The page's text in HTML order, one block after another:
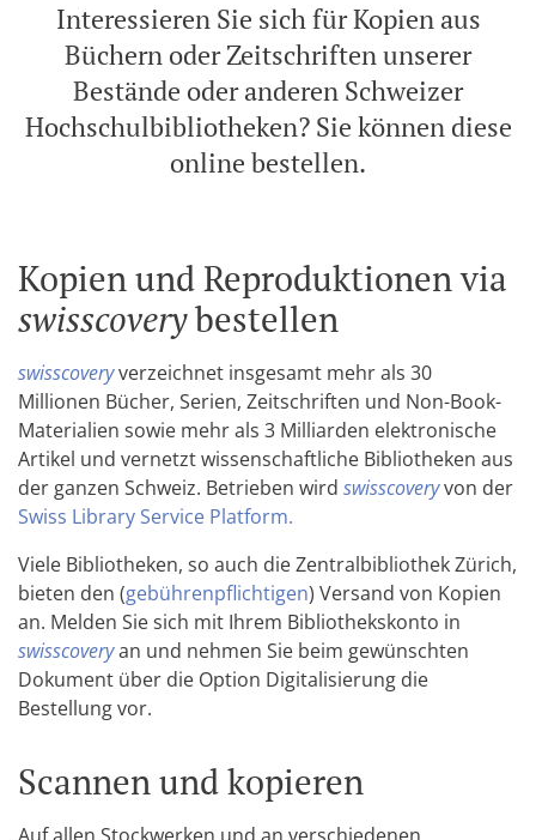
Interessieren Sie sich für Kopien aus
Büchern oder Zeitschriften unserer
Bestände oder anderen Schweizer
Hochschulbibliotheken? Sie können diese
online bestellen.
Kopien und Reproduktionen via
swisscoverybestellen
swisscoveryverzeichnet insgesamt mehr als 30
Millionen Bücher, Serien, Zeitschriften und Non-Book-
Materialien sowie mehr als 3 Milliarden elektronische
Artikel und vernetzt wissenschaftliche Bibliotheken aus
der ganzen Schweiz. Betrieben wird swisscoveryvon der
Swiss Library Service Platform.
Viele Bibliotheken, so auch die Zentralbibliothek Zürich,
bieten den (gebührenpflichtigen) Versand von Kopien
an. Melden Sie sich mit Ihrem Bibliothekskonto in
swisscoveryan und nehmen Sie beim gewünschten
Dokument über die Option Digitalisierung die
Bestellung vor.
Scannen und kopieren